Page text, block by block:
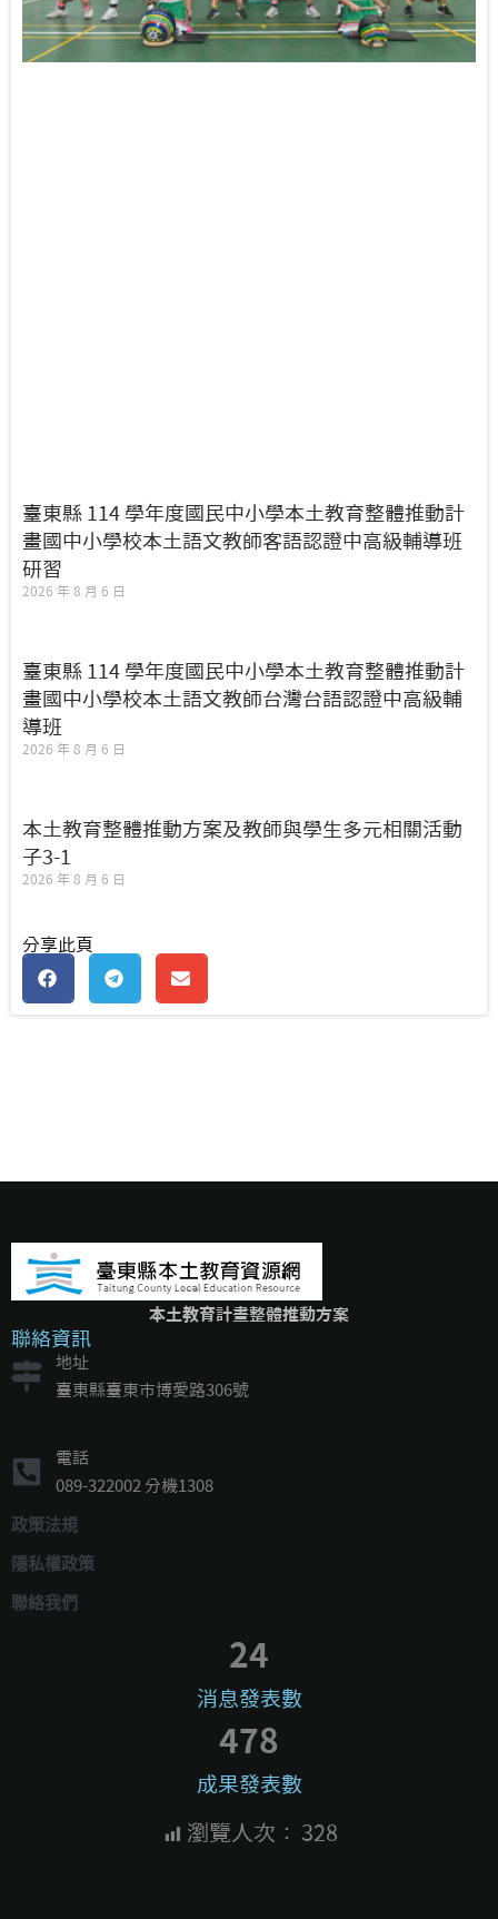
臺東縣 114 學年度國民中小學本土教育整體推動計
畫國中小學校本土語文教師客語認證中高級輔導班
研習
2026 年 8 月 6 日
臺東縣 114 學年度國民中小學本土教育整體推動計
畫國中小學校本土語文教師台灣台語認證中高級輔
導班
2026 年 8 月 6 日
本土教育整體推動方案及教師與學生多元相關活動
子3-1
2026 年 8 月 6 日
分享此頁
本土教育計畫整體推動方案
聯絡資訊
地址
臺東縣臺東市博愛路306號
電話
089-322002 分機1308
政策法規
隱私權政策
聯絡我們
消息發表數
24
成果發表數
478
瀏覽人次： 328